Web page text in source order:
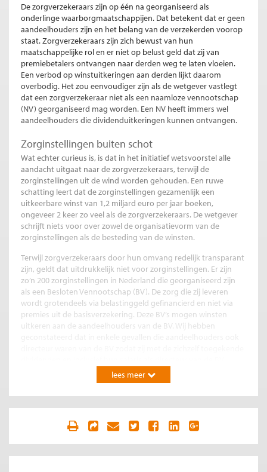
De zorgverzekeraars zijn op één na georganiseerd als
onderlinge waarborgmaatschappijen. Dat betekent dat er geen
aandeelhouders zijn en het belang van de verzekerden voorop
staat. Zorgverzekeraars zijn zich bewust van hun
maatschappelijke rol en er niet op belust geld dat zij van
premiebetalers ontvangen naar derden weg te laten vloeien.
Een verbod op winstuitkeringen aan derden lijkt daarom
overbodig. Het zou eenvoudiger zijn als de wetgever vastlegt
dat een zorgverzekeraar niet als een naamloze vennootschap
(NV) georganiseerd mag worden. Een NV heeft immers wel
aandeelhouders die dividenduitkeringen kunnen ontvangen.
Zorginstellingen buiten schot
Wat echter curieus is, is dat in het initiatief wetsvoorstel alle
aandacht uitgaat naar de zorgverzekeraars, terwijl de
zorginstellingen uit de wind worden gehouden. Een ruwe
schatting leert dat de zorginstellingen gezamenlijk een
uitkeerbare winst van 1,2 miljard euro per jaar boeken,
ongeveer 2 keer zo veel als de zorgverzekeraars. De wetgever
schrijft niets voor over zowel de organisatievorm van de
zorginstellingen als de besteding van de winsten.
Terwijl zorgverzekeraars door hun omvang redelijk transparant
zijn, geldt dat uitdrukkelijk niet voor zorginstellingen. Er zijn
zo’n 200 zorginstellingen in Nederland die georganiseerd zijn
als een Besloten Vennootschap (BV). De zorg die zij leveren
wordt grotendeels via belastinggeld gefinancierd en niet via
premies uit de basisverzekering. Deze BV’s mogen winsten
uitkeren aan de aandeelhouders van de BV. Wij hebben
inkomens van supersteromvang wisten te incasseren. Omdat
deze BV’s vaak betrekkelijk klein zijn, blijven zij grotendeels
omzet zonder dat er een haan naar kraait.
aan zorg besteden, kunnen de verzekerden ‘met hun voeten’
lees meer